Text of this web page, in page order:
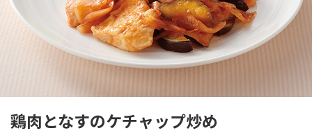
鶏肉となすのケチャップ炒め